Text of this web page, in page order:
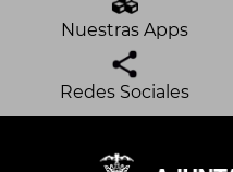
Nuestras Apps
Redes Sociales